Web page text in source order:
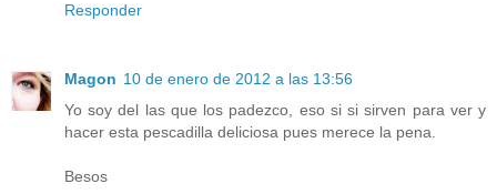
Responder
Magon 10 de enero de 2012 a las 13:56
Yo soy del las que los padezco, eso si si sirven para ver y
hacer esta pescadilla deliciosa pues merece la pena.
Besos